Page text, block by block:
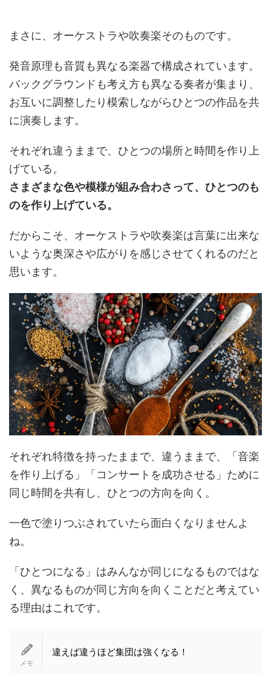
まさに、オーケストラや吹奏楽そのものです。
発音原理も音質も異なる楽器で構成されています。
バックグラウンドも考え方も異なる奏者が集まり、
お互いに調整したり模索しながらひとつの作品を共
に演奏します。
それぞれ違うままで、ひとつの場所と時間を作り上
げている。
さまざまな色や模様が組み合わさって、ひとつのも
のを作り上げている。
だからこそ、オーケストラや吹奏楽は言葉に出来な
いような奥深さや広がりを感じさせてくれるのだと
思います。
それぞれ特徴を持ったままで、違うままで、「音楽
を作り上げる」「コンサートを成功させる」ために
同じ時間を共有し、ひとつの方向を向く。
一色で塗りつぶされていたら面白くなりませんよ
ね。
「ひとつになる」はみんなが同じになるものではな
く、異なるものが同じ方向を向くことだと考えてい
る理由はこれです。
違えば違うほど集団は強くなる！